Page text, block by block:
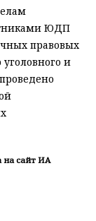
ЮДП
правовых
и
на сайт ИА